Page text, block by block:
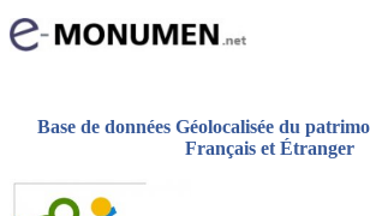
Base de données Géolocalisée du
Français et Étranger